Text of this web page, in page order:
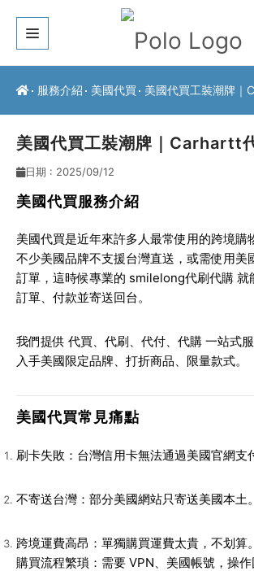
關於我們
常見問題
最新公告
聯絡方式
服務介紹 美國代買 美國代買工裝潮牌｜
美國代買工裝潮牌｜Carhartt
日期 : 2025/09/12
美國代買服務介紹
美國代買是近年來許多人最常使用的跨境購
不少美國品牌不支援台灣直送，或需使用美
訂單，這時候專業的 smilelong代刷代購 就
訂單、付款並寄送回台。
我們提供 代買、代刷、代付、代購 一站式
入手美國限定品牌、打折商品、限量款式。
美國代買常見痛點
刷卡失敗 ：台灣信用卡無法通過美國官網支
不寄送台灣 ：部分美國網站只寄送美國本土。
跨境運費高昂 ：單獨購買運費太貴，不划算。
購買流程繁瑣 ：需要 VPN、美國帳號，操作